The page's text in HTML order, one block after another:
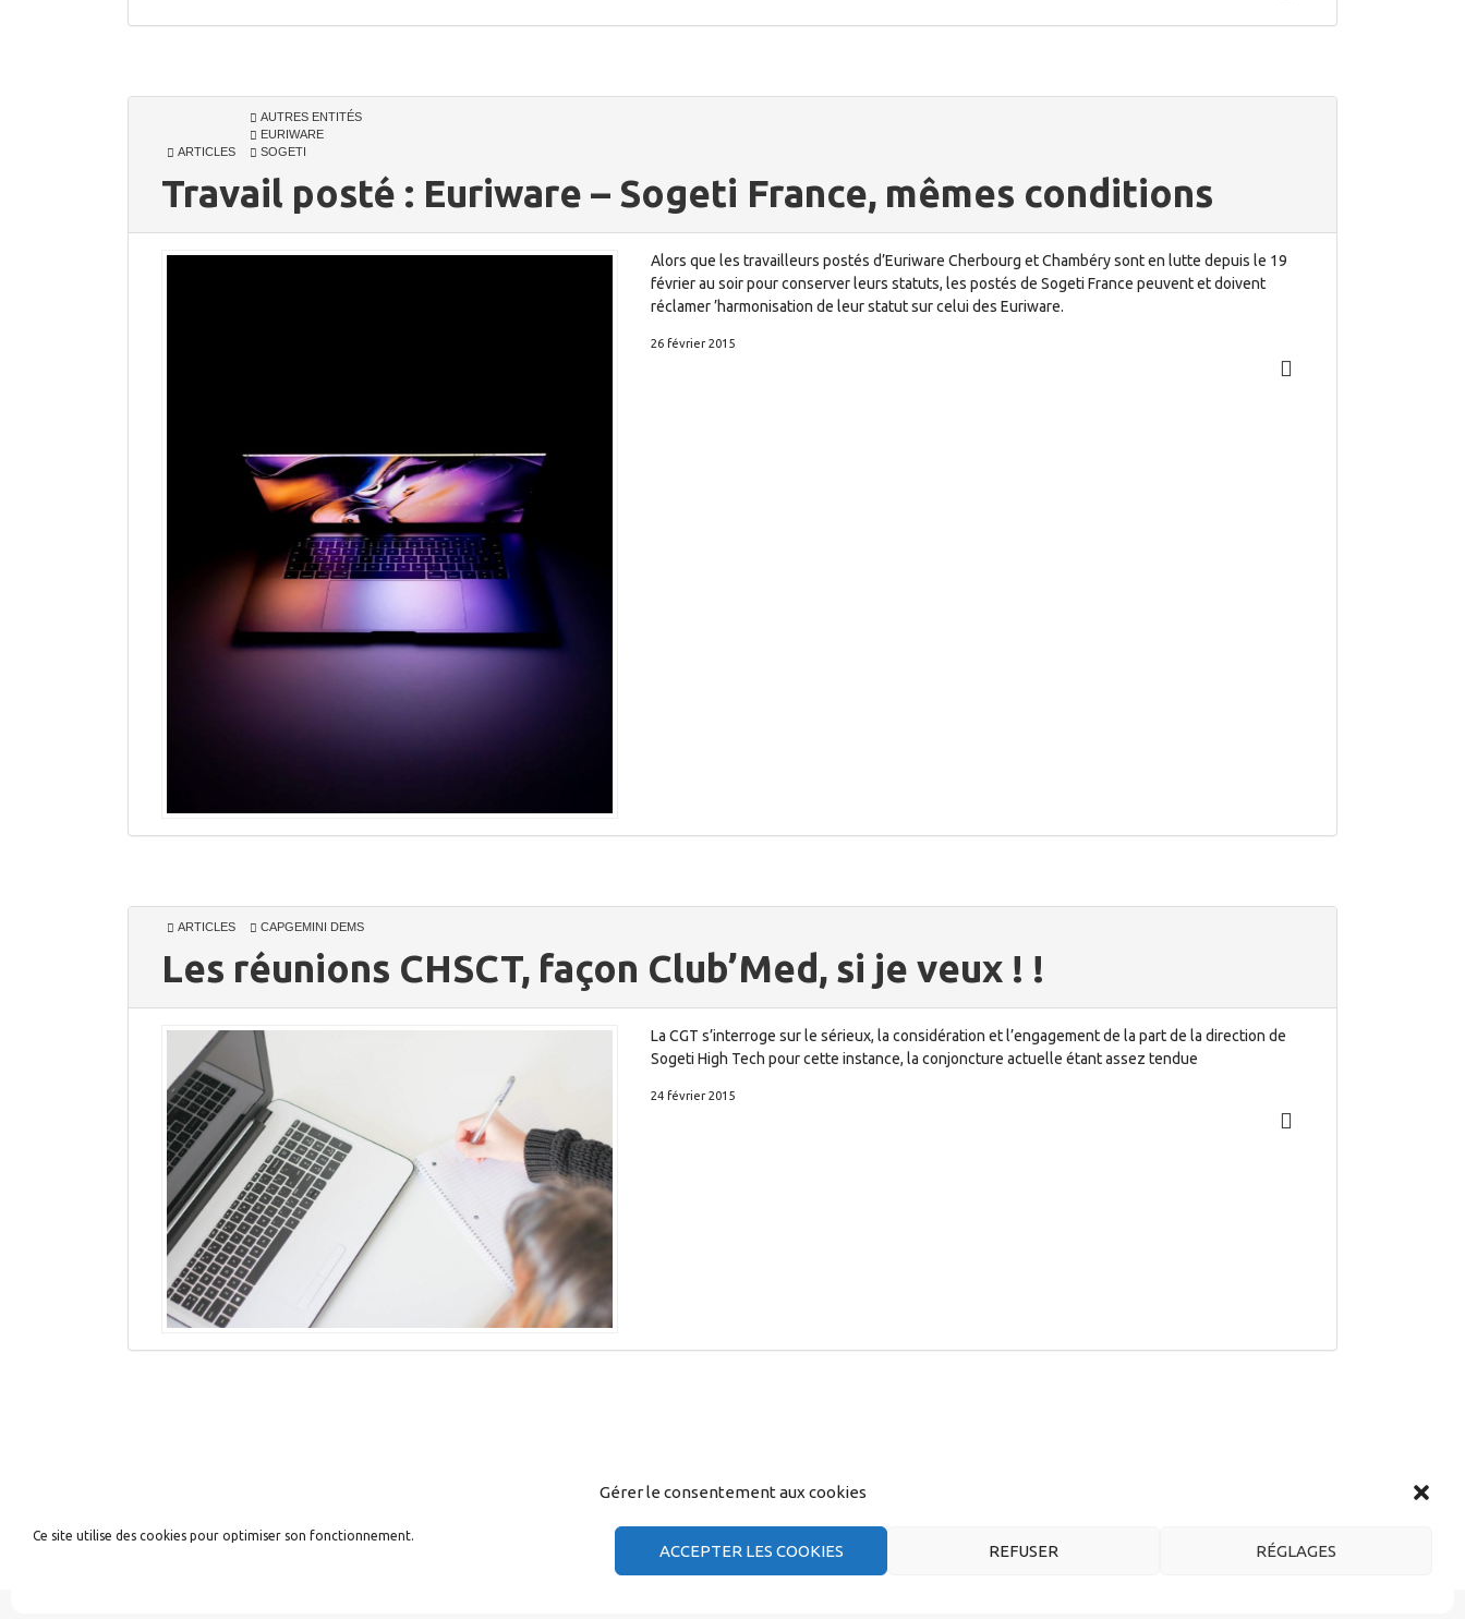
Gérer le consentement aux cookies
Ce site utilise des cookies pour optimiser son fonctionnement.
ACCEPTER LES COOKIES REFUSER RÉGLAGES
ARTICLES
AUTRES ENTITÉS
EURIWARE
SOGETI
Travail posté : Euriware – Sogeti France, mêmes conditions
Alors que les travailleurs postés d’Euriware Cherbourg et Chambéry sont en lutte depuis le 19
février au soir pour conserver leurs statuts, les postés de Sogeti France peuvent et doivent
réclamer ’harmonisation de leur statut sur celui des Euriware.
26 février 2015
ARTICLES CAPGEMINI DEMS
Les réunions CHSCT, façon Club’Med, si je veux ! !
La CGT s’interroge sur le sérieux, la considération et l’engagement de la part de la direction de
Sogeti High Tech pour cette instance, la conjoncture actuelle étant assez tendue
24 février 2015